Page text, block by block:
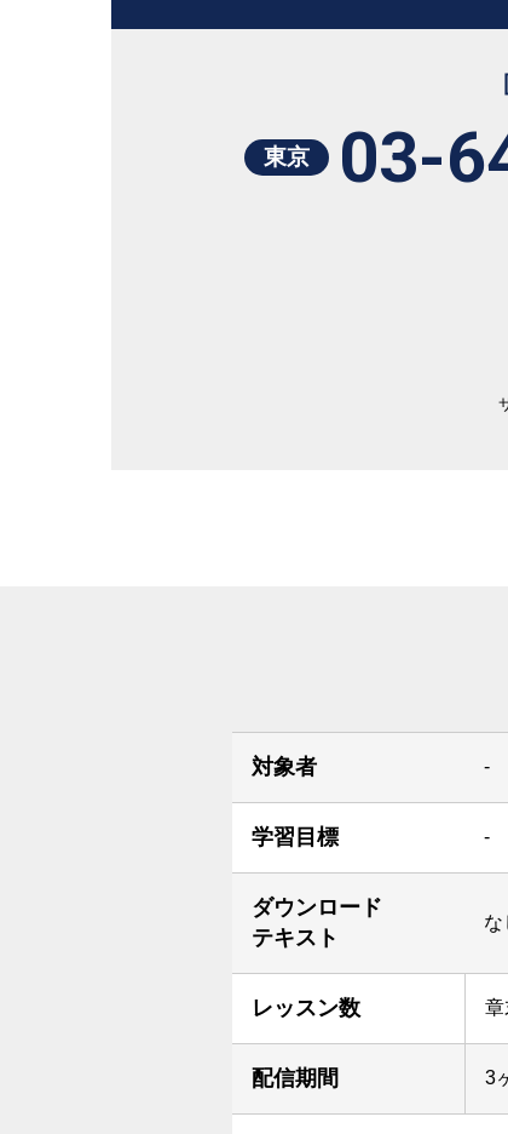
東京 03-
対象者 -
学習目標 -
ダウンロード
テキスト
な
レッスン数 章
配信期間 3